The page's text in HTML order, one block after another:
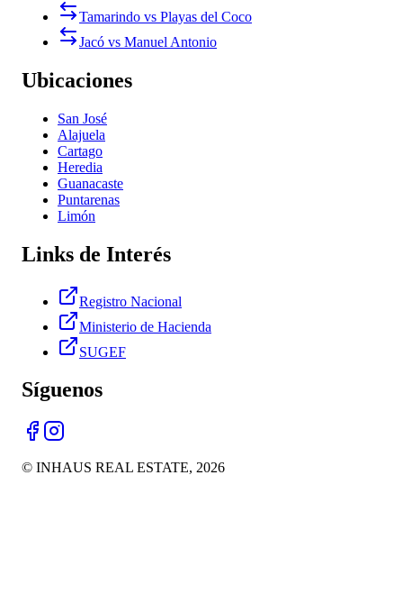
Tamarindo vs Playas del Coco
Jacó vs Manuel Antonio
Ubicaciones
San José
Alajuela
Cartago
Heredia
Guanacaste
Puntarenas
Limón
Links de Interés
Registro Nacional
Ministerio de Hacienda
SUGEF
Síguenos
© INHAUS REAL ESTATE, 2026